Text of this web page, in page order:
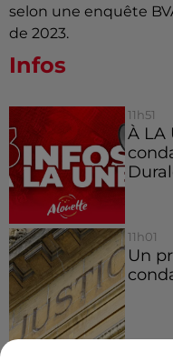
selon une enquête
de 2023.
Infos
11h51
À LA
11h01
Un